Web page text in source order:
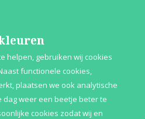
Retourneren
Bezorging & Levertijd
Over Parfum Outlet
helpen, gebruiken wij cookies
functionele cookies,
plaatsen we ook analytische
dag weer een beetje beter te
cookies zodat wij en